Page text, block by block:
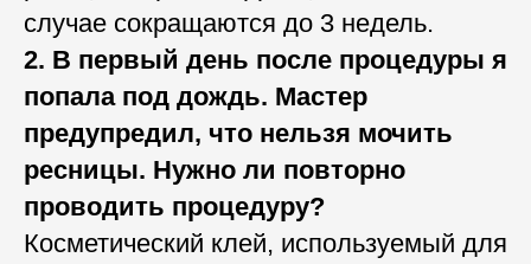
случае сокращаются до 3 недель.
2. В первый день после процедуры я
попала под дождь. Мастер
предупредил, что нельзя мочить
ресницы. Нужно ли повторно
проводить процедуру?
Косметический клей, используемый для